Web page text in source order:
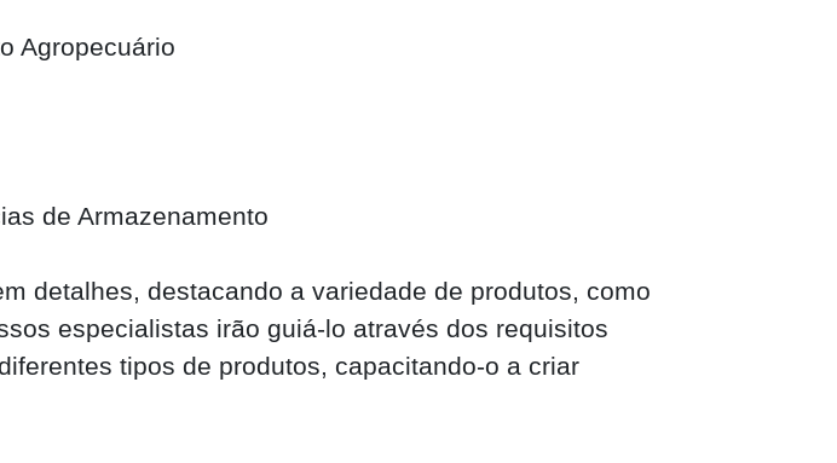
Agropecuário
de Armazenamento
detalhes, destacando a variedade de produtos, como
especialistas irão guiá-lo através dos requisitos
tipos de produtos, capacitando-o a criar